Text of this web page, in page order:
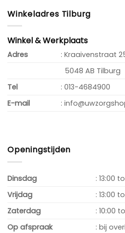
Winkeladres Tilburg
Winkel & Werkplaats
Adres
: Kraaivenstraat
5048 AB Tilburg
Tel
: 013-4684900
E-mail
:
Openingstijden
Dinsdag
: 13:00
Vrijdag
: 13:00
Zaterdag
: 10:00
Op afspraak
: bij